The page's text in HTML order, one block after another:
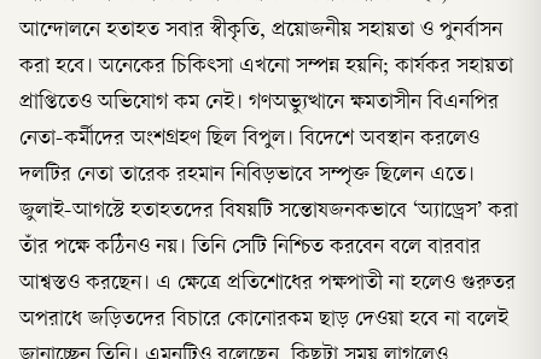
আন্দোলনে হতাহত সবার স্বীকৃতি, প্রয়োজনীয় সহায়তা ও পুনর্বাসন
করা হবে। অনেকের চিকিৎসা এখনো সম্পন্ন হয়নি; কার্যকর সহায়তা
প্রাপ্তিতেও অভিযোগ কম নেই। গণঅভ্যুত্থানে ক্ষমতাসীন বিএনপির
নেতা-কর্মীদের অংশগ্রহণ ছিল বিপুল। বিদেশে অবস্থান করলেও
দলটির নেতা তারেক রহমান নিবিড়ভাবে সম্পৃক্ত ছিলেন এতে।
জুলাই-আগস্টে হতাহতদের বিষয়টি সন্তোষজনকভাবে ‘অ্যাড্রেস’ করা
তাঁর পক্ষে কঠিনও নয়। তিনি সেটি নিশ্চিত করবেন বলে বারবার
আশ্বস্তও করছেন। এ ক্ষেত্রে প্রতিশোধের পক্ষপাতী না হলেও গুরুতর
অপরাধে জড়িতদের বিচারে কোনোরকম ছাড় দেওয়া হবে না বলেই